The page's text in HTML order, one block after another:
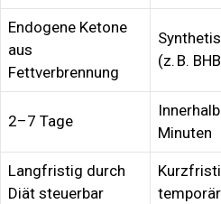
Endogene Ketone
aus
Fettverbrennung
(z. B.
2–7 Tage
Minuten
Langfristig durch
Diät steuerbar